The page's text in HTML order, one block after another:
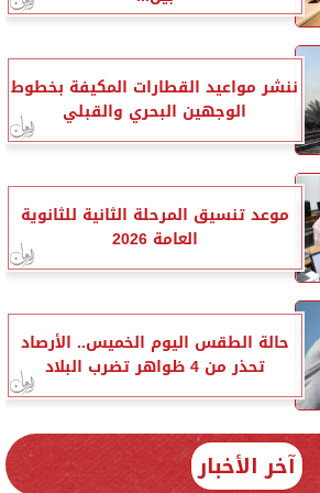
ننشر مواعيد القطارات المكيفة بخطوط
الوجهين البحري والقبلي
موعد تنسيق المرحلة الثانية للثانوية
العامة 2026
حالة الطقس اليوم الخميس.. الأرصاد
تحذر من 4 ظواهر تضرب البلاد
آخر الأخبار